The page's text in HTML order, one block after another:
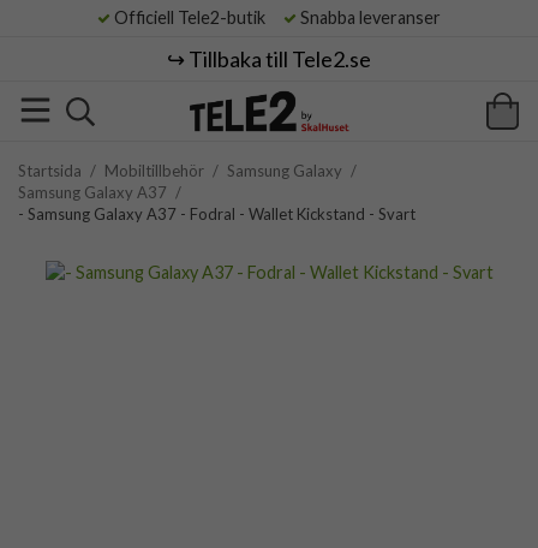
Officiell Tele2-butik Snabba leveranser
↪️ Tillbaka till Tele2.se
Startsida / Mobiltillbehör / Samsung Galaxy /
Samsung Galaxy A37 /
- Samsung Galaxy A37 - Fodral - Wallet Kickstand - Svart